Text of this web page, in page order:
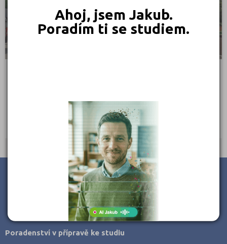
Ahoj, jsem Jakub.
Poradím ti se studiem.
Brněnská 2386/68, 586 01 Jihlava
Ředitel: Ing. Dušan Hasoň
JSME TAM, KDE JSTE VY
Poradenství v přípravě ke studiu